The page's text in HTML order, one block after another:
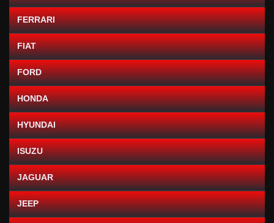
FERRARI
FIAT
FORD
HONDA
HYUNDAI
ISUZU
JAGUAR
JEEP